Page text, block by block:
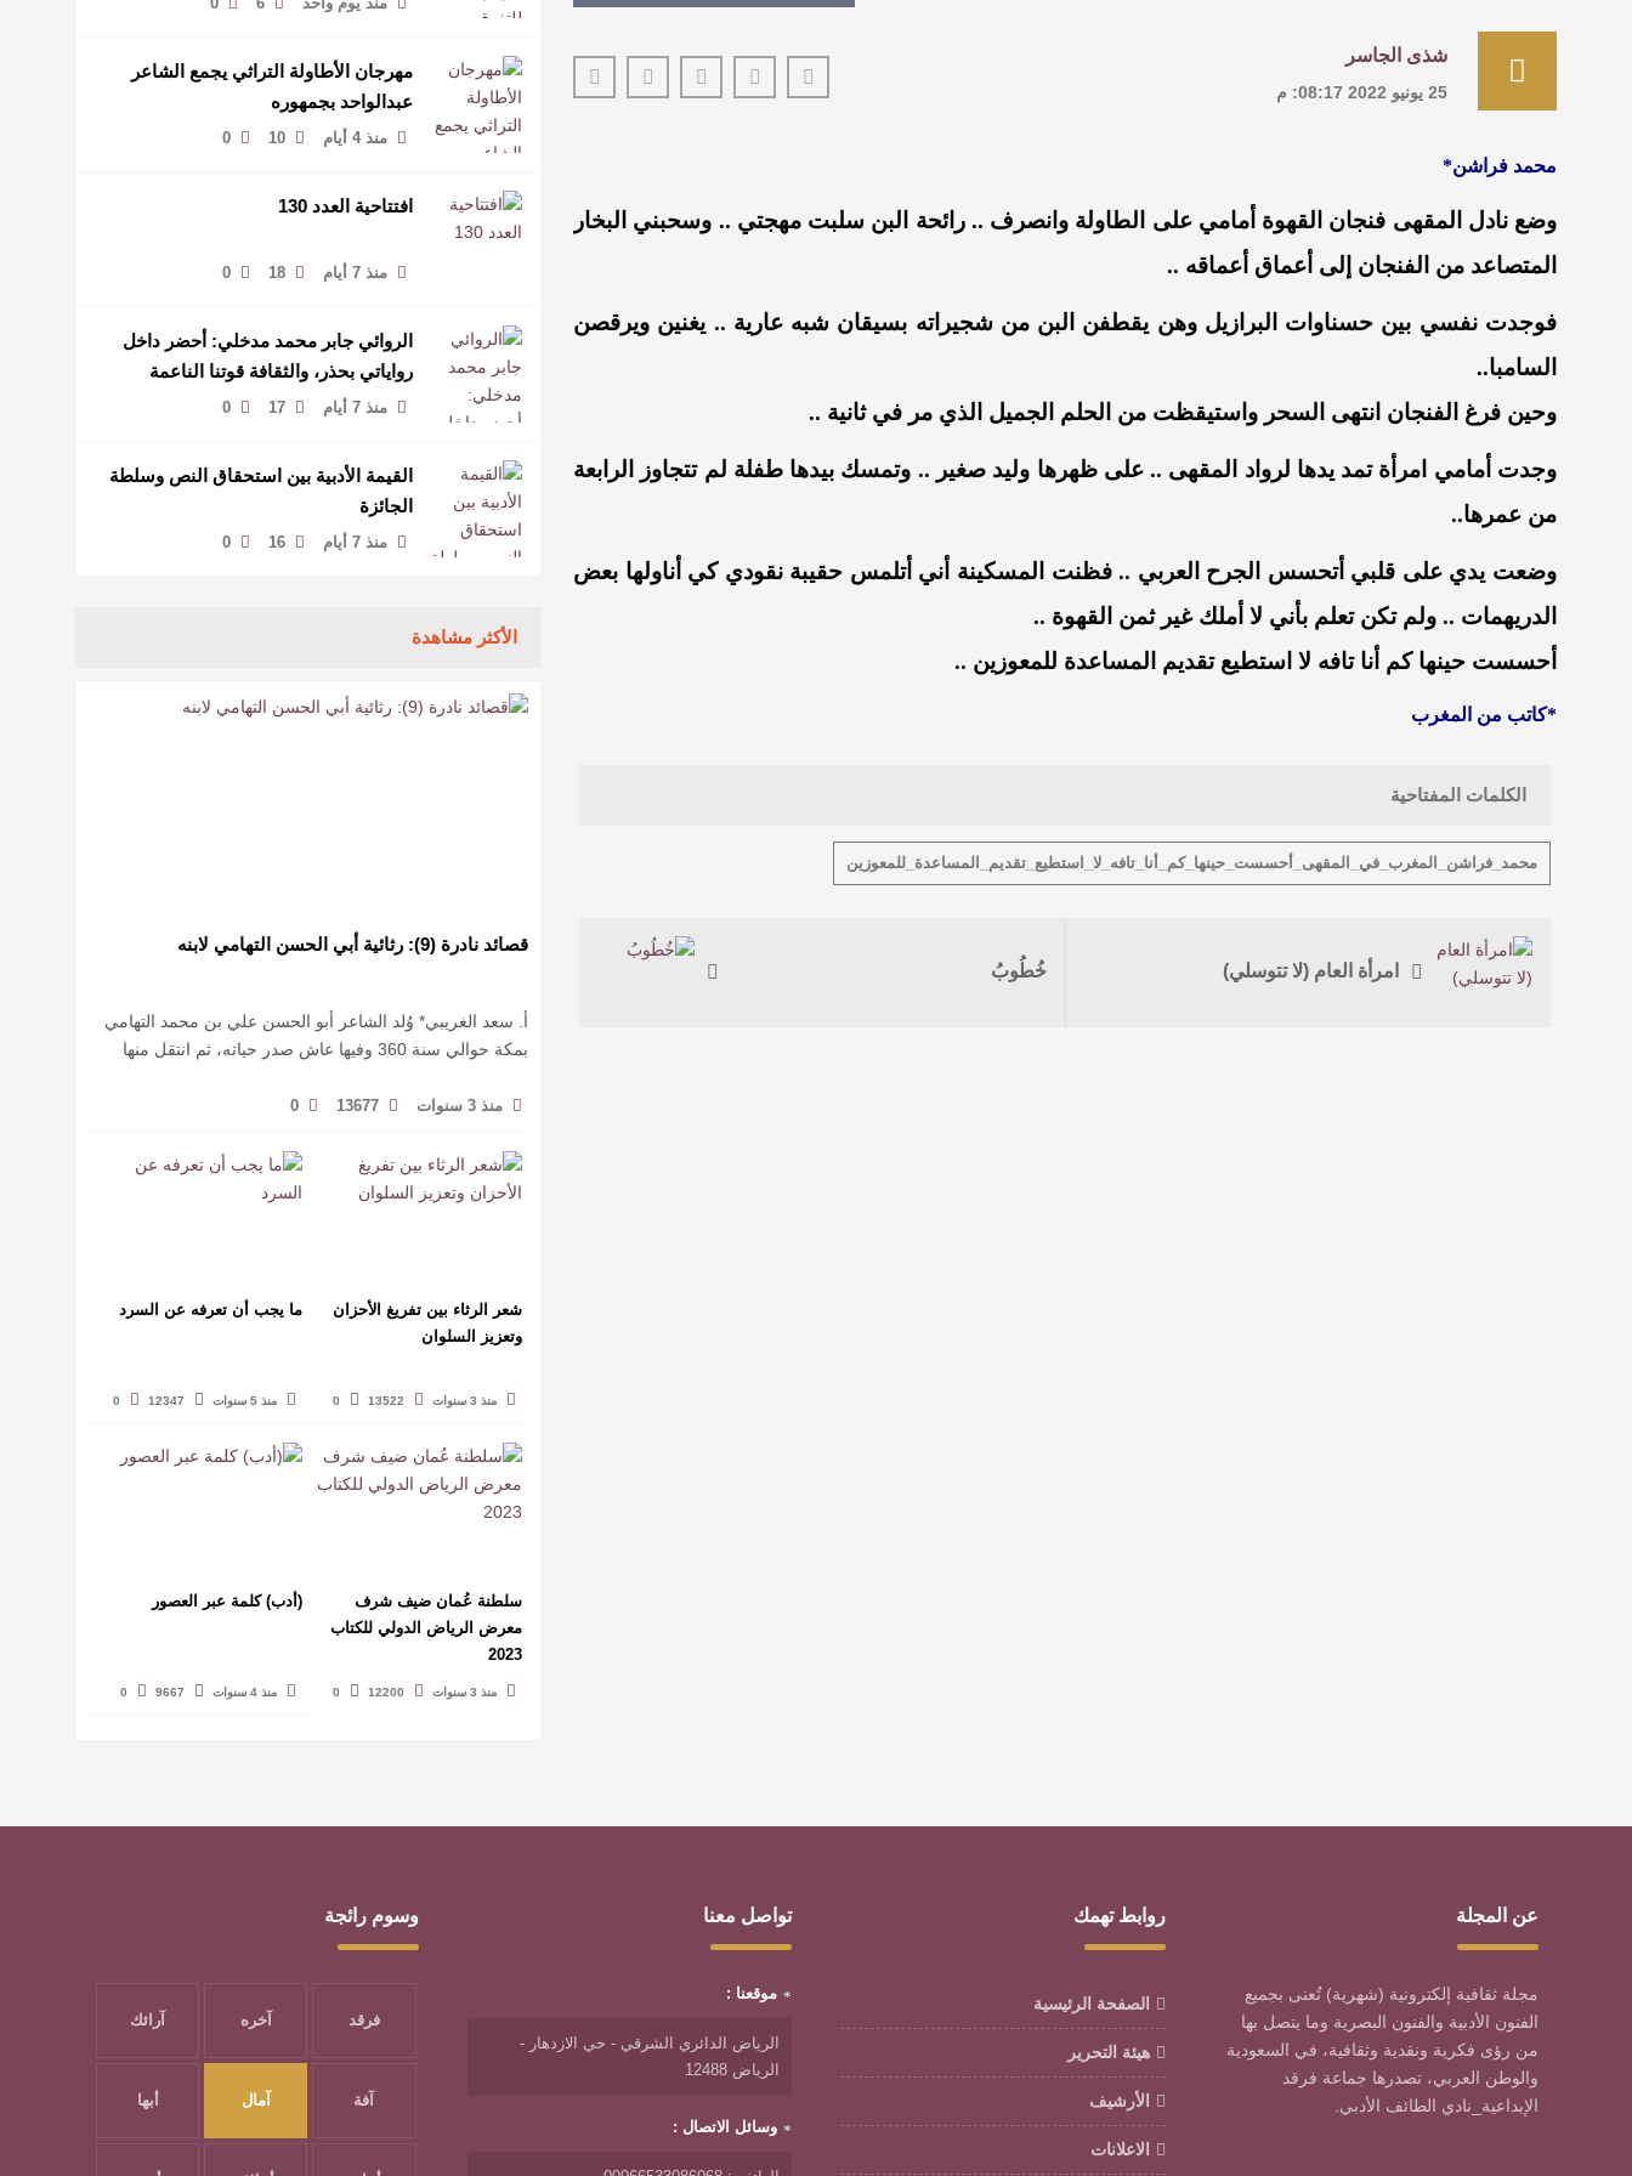
مهرجان الأطاولة التراثي يجمع الشاعر
عبدالواحد بجمهوره
منذ 4 أيام 10
0
افتتاحية العدد 130
منذ 7 أيام 18
0
الروائي جابر محمد مدخلي: أحضر داخل
رواياتي بحذر، والثقافة قوتنا الناعمة
لمخاطبة العالم.
منذ 7 أيام 17
0
القيمة الأدبية بين استحقاق النص وسلطة
الجائزة
منذ 7 أيام 16
0
الأكثر مشاهدة
قصائد نادرة (9): رثائية أبي الحسن التهامي لابنه
أ. سعد الغريبي* وُلد الشاعر أبو الحسن علي بن محمد التهامي
بمكة حوالي سنة 360 وفيها عاش صدر حياته، ثم انتقل منها
منذ 3 سنوات 13677
0
شعر الرثاء بين تفريغ الأحزان
وتعزيز السلوان
منذ 3 سنوات 13522
0
ما يجب أن تعرفه عن السرد
منذ 5 سنوات 12347
0
سلطنة عُمان ضيف شرف
معرض الرياض الدولي للكتاب
2023
منذ 3 سنوات 12200
0
(أدب) كلمة عبر العصور
منذ 4 سنوات 9667
0
شذى الجاسر
25 يونيو 2022 08:17: م
محمد فراشن*
وضع نادل المقهى فنجان القهوة أمامي على الطاولة وانصرف .. رائحة البن سلبت مهجتي .. وسحبني البخار
المتصاعد من الفنجان إلى أعماق أعماقه ..
فوجدت نفسي بين حسناوات البرازيل وهن يقطفن البن من شجيراته بسيقان شبه عارية .. يغنين ويرقصن
السامبا..
وحين فرغ الفنجان انتهى السحر واستيقظت من الحلم الجميل الذي مر في ثانية ..
وجدت أمامي امرأة تمد يدها لرواد المقهى .. على ظهرها وليد صغير .. وتمسك بيدها طفلة لم تتجاوز الرابعة
من عمرها..
وضعت يدي على قلبي أتحسس الجرح العربي .. فظنت المسكينة أني أتلمس حقيبة نقودي كي أناولها بعض
الدريهمات .. ولم تكن تعلم بأني لا أملك غير ثمن القهوة ..
أحسست حينها كم أنا تافه لا استطيع تقديم المساعدة للمعوزين ..
*كاتب من المغرب
الكلمات المفتاحية
محمد_فراشن_المغرب_في_المقهى_أحسست_حينها_كم_أنا_تافه_لا_استطيع_تقديم_المساعدة_للمعوزين
امرأة العام (لا تتوسلي) خُطُوبُ
عن المجلة
مجلة ثقافية إلكترونية (شهرية) تُعنى بجميع
الفنون الأدبية والفنون البصرية وما يتصل بها
من رؤى فكرية ونقدية وثقافية، في السعودية
والوطن العربي، تصدرها جماعة فرقد
الإبداعية_نادي الطائف الأدبي.
روابط تهمك
الصفحة الرئيسية
هيئة التحرير
الأرشيف
الاعلانات
تواصل معنا
موقعنا :
الرياض الدائري الشرقي - حي الازدهار -
الرياض 12488
وسائل الاتصال :
وسوم رائجة
فرقد آخره آرائك
آفة آمال أبها